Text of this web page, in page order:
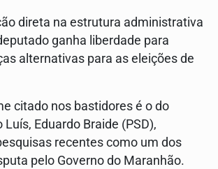
direta na estrutura administrativa
ganha liberdade para
alternativas para as eleições de
citado nos bastidores é o do
Eduardo Braide (PSD),
recentes como um dos
pelo Governo do Maranhão.